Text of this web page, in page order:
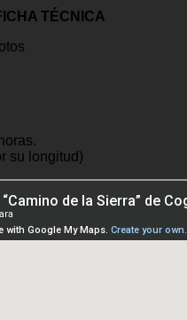
TÉCNICA
su longitud)